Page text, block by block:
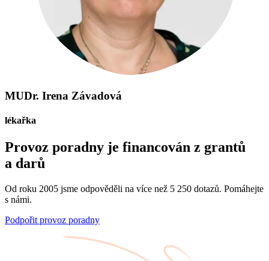
MUDr. Irena Závadová
lékařka
Provoz poradny je financován z grantů
a darů
Od roku 2005 jsme odpověděli na více než 5 250 dotazů. Pomáhejte
s námi.
Podpořit provoz poradny